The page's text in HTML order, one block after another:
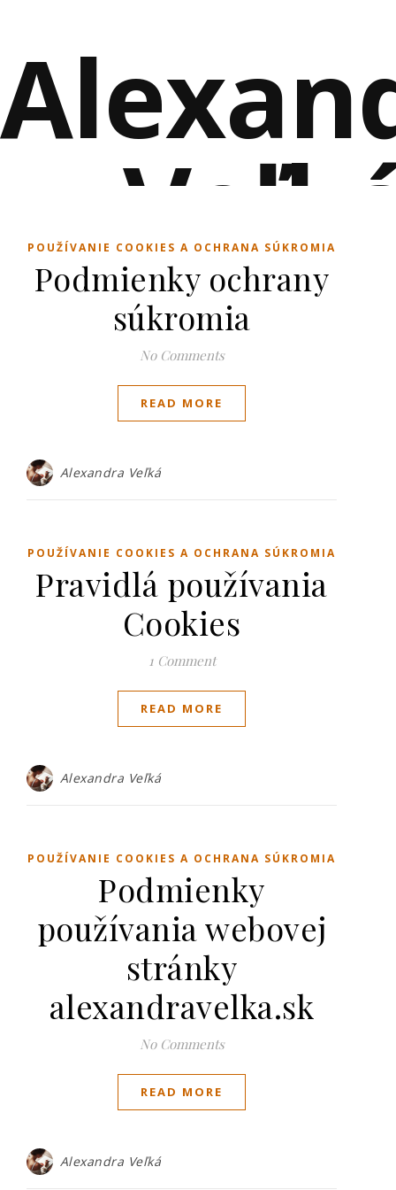
EROTICKÉ POVIEDKY PLNÉ VZŤAHOV A
POUŽÍVANIE COOKIES A OCHRANA SÚKROMIA
Podmienky ochrany
súkromia
No Comments
READ MORE
Alexandra Veľká
POUŽÍVANIE COOKIES A OCHRANA SÚKROMIA
Pravidlá používania
Cookies
1 Comment
READ MORE
Alexandra Veľká
POUŽÍVANIE COOKIES A OCHRANA SÚKROMIA
Podmienky
používania webovej
stránky
alexandravelka.sk
No Comments
READ MORE
Alexandra Veľká